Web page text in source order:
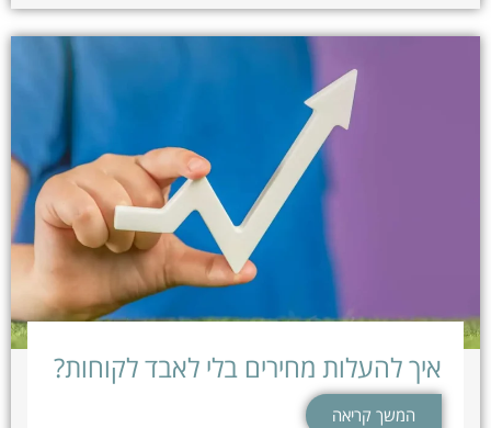
איך להעלות מחירים בלי לאבד לקוחות?
המשך קריאה